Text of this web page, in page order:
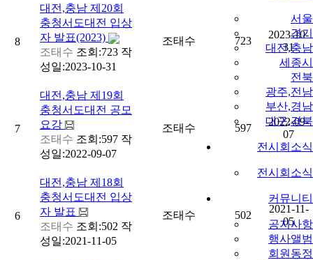
서울
경기
대전,충남
세종시
전북
광주,전남
부산,경남
대구,경북
전시회소식
전시회소식
커뮤니티
공지사항
행사앨범
회원동정
8
대전,충남 제20회
충청서도대전 입상
자 발표(2023)
조태수 조회:723 작
성일:2023-10-31
조태수 723
2023-10-
31
7
대전,충남 제19회
충청서도대전 공모
요강
조태수 조회:597 작
성일:2022-09-07
조태수 597
2022-09-
07
6
대전,충남 제18회
충청서도대전 입상
자 발표
조태수 조회:502 작
성일:2021-11-05
조태수 502
2021-11-
05